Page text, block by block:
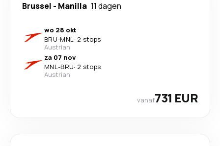
Brussel - Manilla 11 dagen
wo 28 okt
BRU-MNL· 2 stops
Austrian
za 07 nov
MNL-BRU· 2 stops
Austrian
vanaf731 EUR